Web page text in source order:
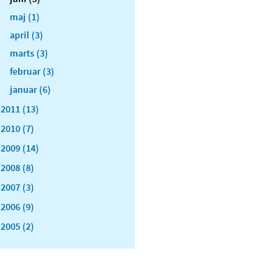
maj (1)
april (3)
marts (3)
februar (3)
januar (6)
2011 (13)
2010 (7)
2009 (14)
2008 (8)
2007 (3)
2006 (9)
2005 (2)